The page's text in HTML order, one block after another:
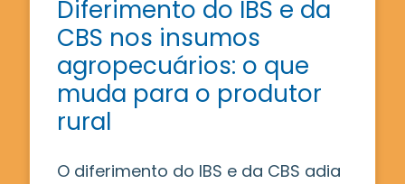
Diferimento do IBS e da
CBS nos insumos
agropecuários: o que
muda para o produtor
rural
O diferimento do IBS e da CBS adia